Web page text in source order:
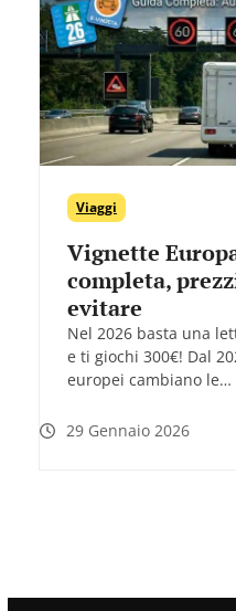
Viaggi
Vignette
completa,
evitare
Nel 2026 basta una
e ti giochi 300€! Dal
europei cambiano le…
29 Gennaio 2026